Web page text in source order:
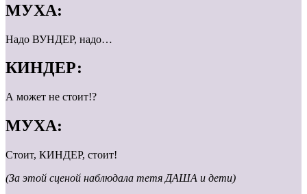
МУХА:
Надо ВУНДЕР, надо…
КИНДЕР:
А может не стоит!?
МУХА:
Стоит, КИНДЕР, стоит!
(За этой сценой наблюдала тетя ДАША и дети)